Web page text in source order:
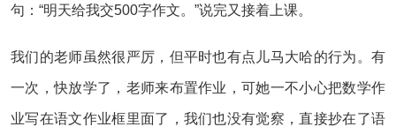
句：“明天给我交500字作文。”说完又接着上课。
我们的老师虽然很严厉，但平时也有点儿马大哈的行为。有
一次，快放学了，老师来布置作业，可她一不小心把数学作
业写在语文作业框里面了，我们也没有觉察，直接抄在了语